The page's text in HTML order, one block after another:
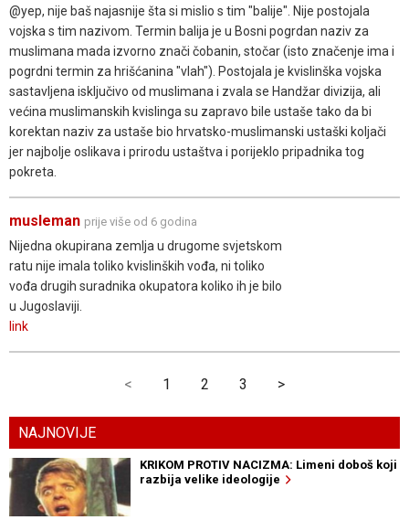
@yep, nije baš najasnije šta si mislio s tim "balije". Nije postojala
vojska s tim nazivom. Termin balija je u Bosni pogrdan naziv za
muslimana mada izvorno znači čobanin, stočar (isto značenje ima i
pogrdni termin za hrišćanina "vlah"). Postojala je kvislinška vojska
sastavljena isključivo od muslimana i zvala se Handžar divizija, ali
većina muslimanskih kvislinga su zapravo bile ustaše tako da bi
korektan naziv za ustaše bio hrvatsko-muslimanski ustaški koljači
jer najbolje oslikava i prirodu ustaštva i porijeklo pripadnika tog
pokreta.
musleman prije više od 6 godina
Nijedna okupirana zemlja u drugome svjetskom
ratu nije imala toliko kvislinških vođa, ni toliko
vođa drugih suradnika okupatora koliko ih je bilo
u Jugoslaviji.
link
< 1 2 3 >
NAJNOVIJE
KRIKOM PROTIV NACIZMA: Limeni doboš koji
razbija velike ideologije